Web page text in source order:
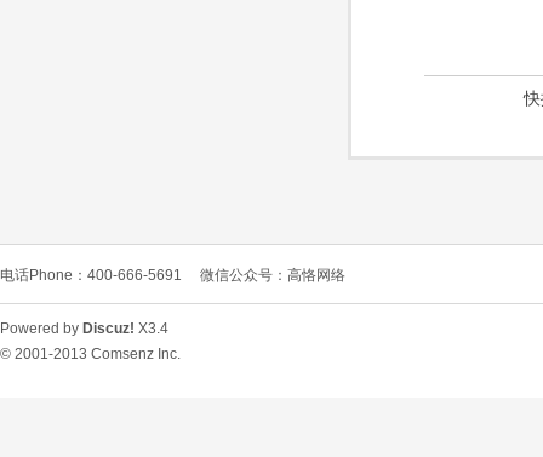
电话Phone：400-666-5691 微信公众号：高恪网络
Powered by Discuz! X3.4
© 2001-2013 Comsenz Inc.